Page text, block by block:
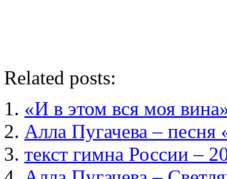
Related posts:
«И в этом вся моя
Алла Пугачева – песня
текст гимна России –